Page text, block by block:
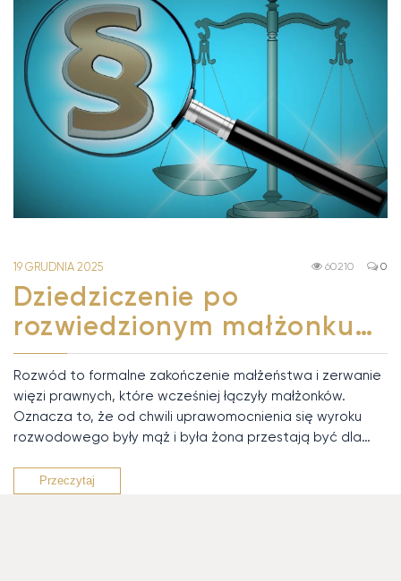
19 GRUDNIA 2025 0
60210
Dziedziczenie po
rozwiedzionym małżonku…
Rozwód to formalne zakończenie małżeństwa i zerwanie
więzi prawnych, które wcześniej łączyły małżonków.
Oznacza to, że od chwili uprawomocnienia się wyroku
rozwodowego były mąż i była żona przestają być dla…
Przeczytaj